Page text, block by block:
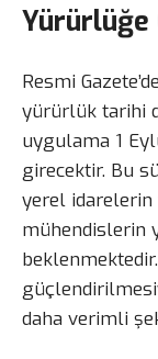
Yürürlüğe
Resmi
yürürlük tarihi
uygulama 1
girecektir. Bu
yerel idarelerin
mühendislerin
daha verimli